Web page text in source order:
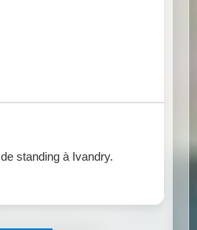
standing à Ivandry.